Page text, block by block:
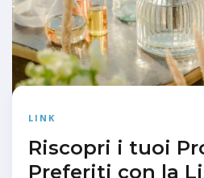
LINK
Riscopri i tuoi
Preferiti con la